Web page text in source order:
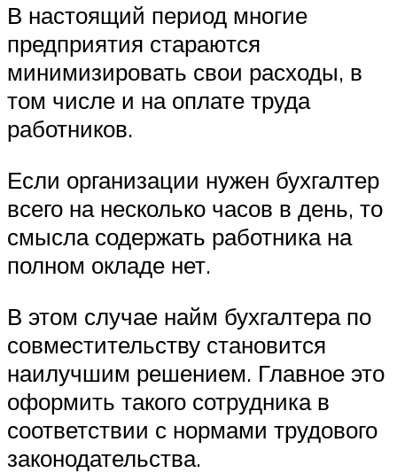
В настоящий период многие
предприятия стараются
минимизировать свои расходы, в
том числе и на оплате труда
работников.
Если организации нужен бухгалтер
всего на несколько часов в день, то
смысла содержать работника на
полном окладе нет.
В этом случае найм бухгалтера по
совместительству становится
наилучшим решением. Главное это
оформить такого сотрудника в
соответствии с нормами трудового
законодательства.